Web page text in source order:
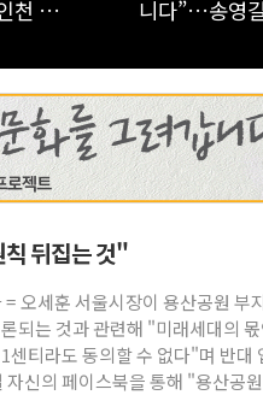
이유
석, 정청래와
뒤집는 것"
오세훈 서울시장이 용산공원 부
되는 것과 관련해 "미래세대의 몫
센티라도 동의할 수 없다"며 반대
신의 페이스북을 통해 "용산공